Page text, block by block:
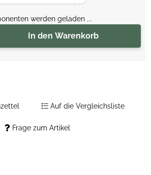
In den Warenkorb
werden geladen ...
Frage zum Artikel
Auf die Vergleichsliste